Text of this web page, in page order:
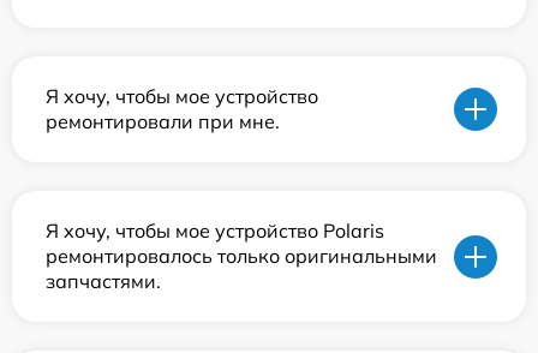
Я хочу, чтобы мое устройство
ремонтировали при мне.
Я хочу, чтобы мое устройство Polaris
ремонтировалось только оригинальными
запчастями.